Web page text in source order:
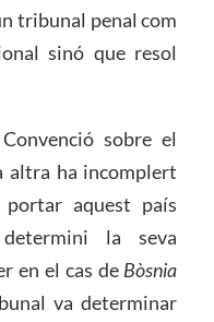
tribunal penal com
sinó que resol
sobre el
altra ha incomplert
aquest país
la seva
en el cas de Bòsnia
va determinar